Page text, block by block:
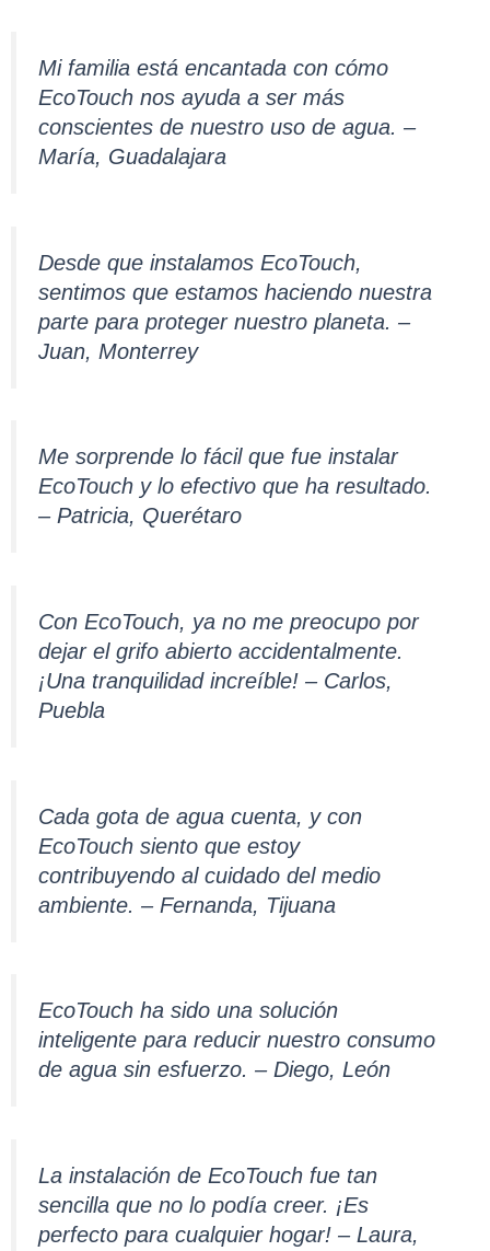
Mi familia está encantada con cómo
EcoTouch nos ayuda a ser más
conscientes de nuestro uso de agua. –
María, Guadalajara
Desde que instalamos EcoTouch,
sentimos que estamos haciendo nuestra
parte para proteger nuestro planeta. –
Juan, Monterrey
Me sorprende lo fácil que fue instalar
EcoTouch y lo efectivo que ha resultado.
– Patricia, Querétaro
Con EcoTouch, ya no me preocupo por
dejar el grifo abierto accidentalmente.
¡Una tranquilidad increíble! – Carlos,
Puebla
Cada gota de agua cuenta, y con
EcoTouch siento que estoy
contribuyendo al cuidado del medio
ambiente. – Fernanda, Tijuana
EcoTouch ha sido una solución
inteligente para reducir nuestro consumo
de agua sin esfuerzo. – Diego, León
La instalación de EcoTouch fue tan
sencilla que no lo podía creer. ¡Es
perfecto para cualquier hogar! – Laura,